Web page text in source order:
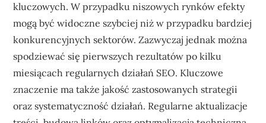
kluczowych. W przypadku niszowych rynków efekty
mogą być widoczne szybciej niż w przypadku bardziej
konkurencyjnych sektorów. Zazwyczaj jednak można
spodziewać się pierwszych rezultatów po kilku
miesiącach regularnych działań SEO. Kluczowe
znaczenie ma także jakość zastosowanych strategii
oraz systematyczność działań. Regularne aktualizacje